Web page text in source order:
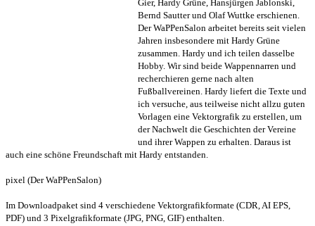
Gier, Hardy Grüne, Hansjürgen Jablonski,
Bernd Sautter und Olaf Wuttke erschienen.
Der WaPPenSalon arbeitet bereits seit vielen
Jahren insbesondere mit Hardy Grüne
zusammen. Hardy und ich teilen dasselbe
Hobby. Wir sind beide Wappennarren und
recherchieren gerne nach alten
Fußballvereinen. Hardy liefert die Texte und
ich versuche, aus teilweise nicht allzu guten
Vorlagen eine Vektorgrafik zu erstellen, um
der Nachwelt die Geschichten der Vereine
und ihrer Wappen zu erhalten. Daraus ist
auch eine schöne Freundschaft mit Hardy entstanden.
pixel (Der WaPPenSalon)
Im Downloadpaket sind 4 verschiedene Vektorgrafikformate (CDR, AI EPS,
PDF) und 3 Pixelgrafikformate (JPG, PNG, GIF) enthalten.